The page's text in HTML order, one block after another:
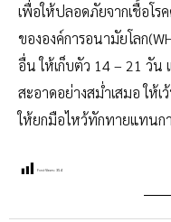
เพื่อให้ปลอดภัยจากเชื้อโ
ขององค์การอนามัยโลก
อื่น ให้เก็บตัว 14 – 21 วัน
สะอาดอย่างสม่ำเสมอ ให้
ให้ยกมือไหว้ทักทายแทนก
Post Views: 354